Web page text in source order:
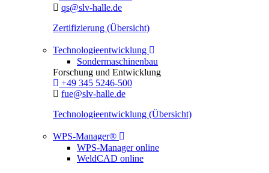
E-Mail:
qs@slv-halle.de
Zertifizierung (Übersicht)
Technologieentwicklung Toggle Dropdown
Sondermaschinenbau
Forschung und Entwicklung
Telefon:
+49 345 5246-500
E-Mail:
fue@slv-halle.de
Technologieentwicklung (Übersicht)
WPS-Manager® Toggle Dropdown
WPS-Manager online
WeldCAD online